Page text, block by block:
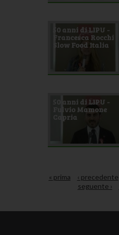
50 anni di LIPU -
Francesca Rocchi
Slow Food Italia
50 anni di LIPU -
Fulvio Mamone
Capria
« prima ‹ precedente
seguente ›